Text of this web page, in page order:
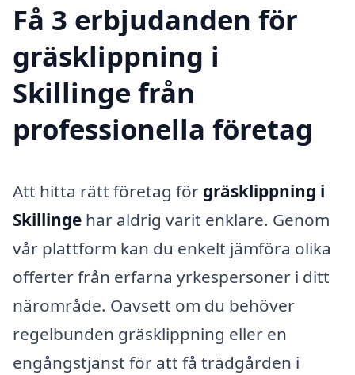
Få 3 erbjudanden för
gräsklippning i
Skillinge från
professionella företag
Att hitta rätt företag för gräsklippning i
Skillinge har aldrig varit enklare. Genom
vår plattform kan du enkelt jämföra olika
offerter från erfarna yrkespersoner i ditt
närområde. Oavsett om du behöver
regelbunden gräsklippning eller en
engångstjänst för att få trädgården i